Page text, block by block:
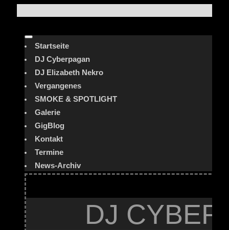
Startseite
DJ Cyberpagan
DJ Elizabeth Nekro
Vergangenes
SMOKE & SPOTLIGHT
Galerie
GigBlog
Kontakt
Termine
News-Archiv
DJ